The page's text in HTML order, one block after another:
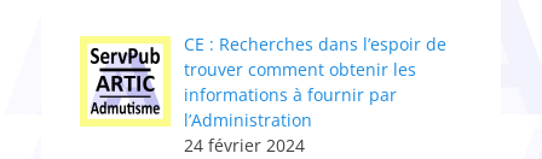
CE : Recherches dans l’espoir de
trouver comment obtenir les
informations à fournir par
l’Administration
24 février 2024